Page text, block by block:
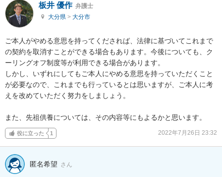
板井 優作 弁護士
大分県 > 大分市
ご本人がやめる意思を持ってくだされば、法律に基づいてこれまで
の契約を取消すことができる場合もあります。今後についても、ク
ーリングオフ制度等が利用できる場合があります。
しかし、いずれにしてもご本人にやめる意思を持っていただくこと
が必要なので、これまでも行っているとは思いますが、ご本人に考
えを改めていただく努力をしましょう。
また、先祖供養については、その内容等にもよるかと思います。
役に立った 1 2022年7月26日 23:32
匿名希望 さん